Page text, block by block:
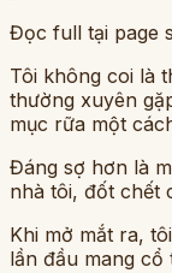
Đọc full tại page
Tôi không coi là
thường xuyên
mục rữa một
Đáng sợ hơn là
nhà tôi, đốt chết
Khi mở mắt ra,
lần đầu mang